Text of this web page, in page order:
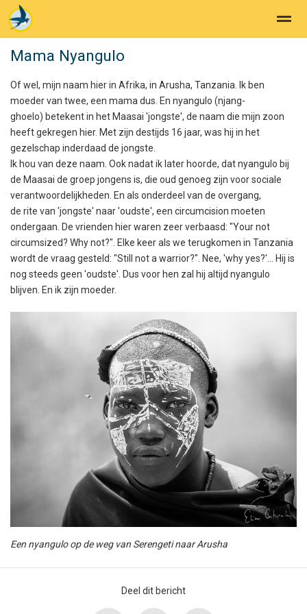
Pamoja Projects
Nieuws Pagina's
Mama Nyangulo
Of wel, mijn naam hier in Afrika, in Arusha, Tanzania. Ik ben
moeder van twee, een mama dus. En nyangulo (njang-
ghoelo) betekent in het Maasai 'jongste', de naam die mijn zoon
heeft gekregen hier. Met zijn destijds 16 jaar, was hij in het
gezelschap inderdaad de jongste.
Ik hou van deze naam. Ook nadat ik later hoorde, dat nyangulo bij
de Maasai de groep jongens is, die oud genoeg zijn voor sociale
verantwoordelijkheden. En als onderdeel van de overgang,
de rite van 'jongste' naar 'oudste', een circumcision moeten
ondergaan. De vrienden hier waren zeer verbaasd: "Your not
circumsized? Why not?". Elke keer als we terugkomen in Tanzania
wordt de vraag gesteld: "Still not a warrior?". Nee, 'why yes?'... Hij is
nog steeds geen 'oudste'. Dus voor hen zal hij altijd nyangulo
blijven. En ik zijn moeder.
Een nyangulo op de weg van Serengeti naar Arusha
Deel dit bericht